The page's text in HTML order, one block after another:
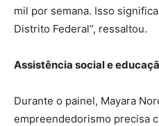
mil por semana. Isso
Distrito Federal”, ressaltou.
Assistência social e
Durante o painel, Mayara
empreendedorismo precisa